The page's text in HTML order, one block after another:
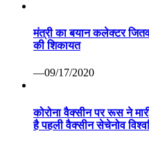
मंत्री का बयान कलेक्टर
की शिकायत
—09/17/2020
कोरोना वैक्सीन पर रूस ने
है पहली वैक्सीन सेचेनोव